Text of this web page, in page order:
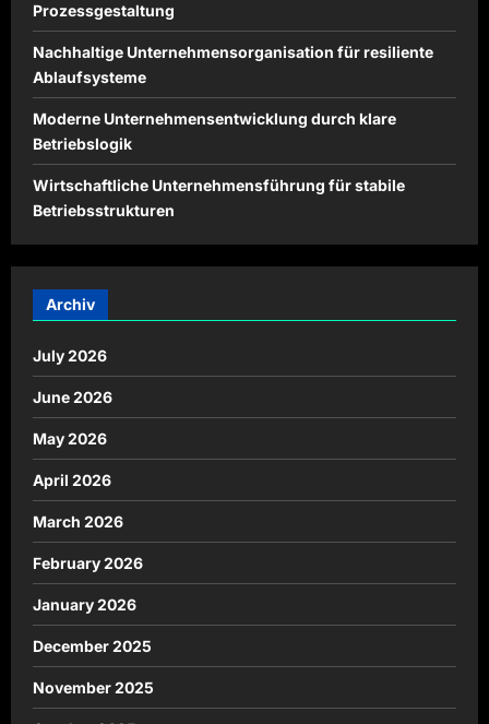
Prozessgestaltung
Nachhaltige Unternehmensorganisation für resiliente
Ablaufsysteme
Moderne Unternehmensentwicklung durch klare
Betriebslogik
Wirtschaftliche Unternehmensführung für stabile
Betriebsstrukturen
Archiv
July 2026
June 2026
May 2026
April 2026
March 2026
February 2026
January 2026
December 2025
November 2025